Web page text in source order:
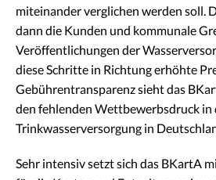
miteinander verglichen werden soll.
dann die Kunden und kommunale
Veröffentlichungen der
diese Schritte in Richtung erhöhte
Gebührentransparenz sieht das
den fehlenden Wettbewerbsdruck in
Trinkwasserversorgung in
Sehr intensiv setzt sich das BKartA